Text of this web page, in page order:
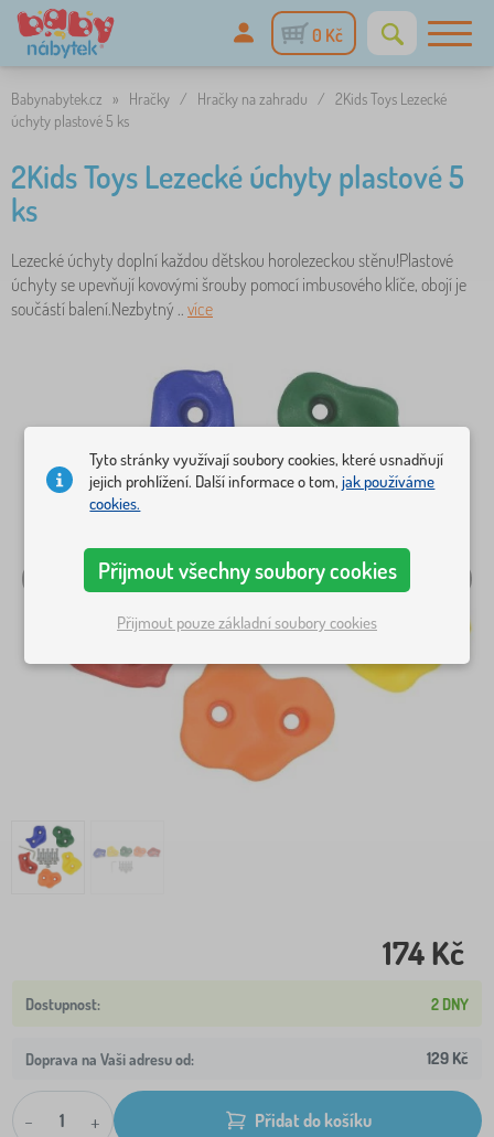
0 Kč
Babynabytek.cz » Hračky / Hračky na zahradu / 2Kids Toys Lezecké
úchyty plastové 5 ks
2Kids Toys Lezecké úchyty plastové 5
ks
Lezecké úchyty doplní každou dětskou horolezeckou stěnu!Plastové
úchyty se upevňují kovovými šrouby pomocí imbusového klíče, obojí je
součástí balení.Nezbytný .. více
174 Kč
2 DNY
Doprava na Vaši adresu od: 129 Kč
- + Přidat do košíku
Tyto stránky využívají soubory cookies, které usnadňují
jejich prohlížení. Další informace o tom,jak používáme
cookies.
Přijmout všechny soubory cookies
Přijmout pouze základní soubory cookies